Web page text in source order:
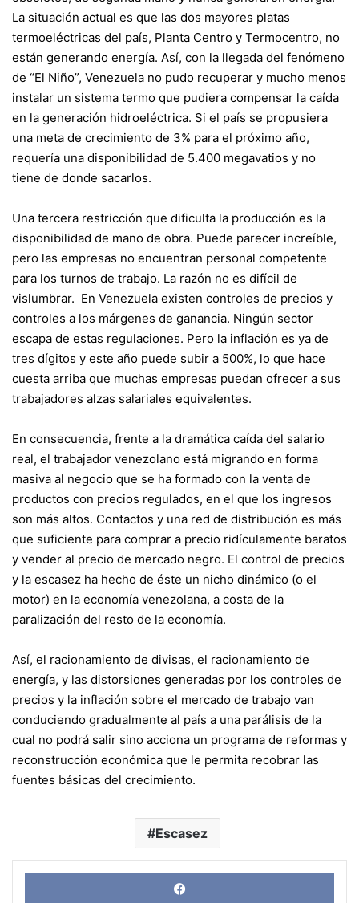
La situación actual es que las dos mayores platas
termoeléctricas del país, Planta Centro y Termocentro, no
están generando energía. Así, con la llegada del fenómeno
de “El Niño”, Venezuela no pudo recuperar y mucho menos
instalar un sistema termo que pudiera compensar la caída
en la generación hidroeléctrica. Si el país se propusiera
una meta de crecimiento de 3% para el próximo año,
requería una disponibilidad de 5.400 megavatios y no
tiene de donde sacarlos.
Una tercera restricción que dificulta la producción es la
disponibilidad de mano de obra. Puede parecer increíble,
pero las empresas no encuentran personal competente
para los turnos de trabajo. La razón no es difícil de
vislumbrar. En Venezuela existen controles de precios y
controles a los márgenes de ganancia. Ningún sector
escapa de estas regulaciones. Pero la inflación es ya de
tres dígitos y este año puede subir a 500%, lo que hace
cuesta arriba que muchas empresas puedan ofrecer a sus
trabajadores alzas salariales equivalentes.
En consecuencia, frente a la dramática caída del salario
real, el trabajador venezolano está migrando en forma
masiva al negocio que se ha formado con la venta de
productos con precios regulados, en el que los ingresos
son más altos. Contactos y una red de distribución es más
que suficiente para comprar a precio ridículamente baratos
y vender al precio de mercado negro. El control de precios
y la escasez ha hecho de éste un nicho dinámico (o el
motor) en la economía venezolana, a costa de la
paralización del resto de la economía.
Así, el racionamiento de divisas, el racionamiento de
energía, y las distorsiones generadas por los controles de
precios y la inflación sobre el mercado de trabajo van
conduciendo gradualmente al país a una parálisis de la
cual no podrá salir sino acciona un programa de reformas y
reconstrucción económica que le permita recobrar las
fuentes básicas del crecimiento.
Escasez